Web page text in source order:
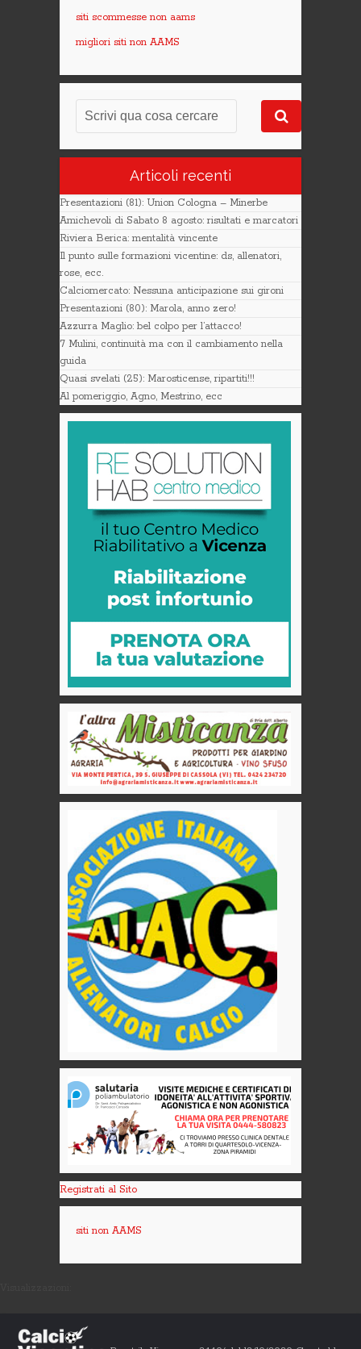
siti scommesse non aams
migliori siti non AAMS
Articoli recenti
Presentazioni (81): Union Cologna – Minerbe
Amichevoli di Sabato 8 agosto: risultati e marcatori
Riviera Berica: mentalità vincente
Il punto sulle formazioni vicentine: ds, allenatori,
rose, ecc.
Calciomercato: Nessuna anticipazione sui gironi
Presentazioni (80): Marola, anno zero!
Azzurra Maglio: bel colpo per l’attacco!
7 Mulini, continuità ma con il cambiamento nella
guida
Quasi svelati (25): Marosticense, ripartiti!!!
Al pomeriggio, Agno, Mestrino, ecc
Registrati al Sito
siti non AAMS